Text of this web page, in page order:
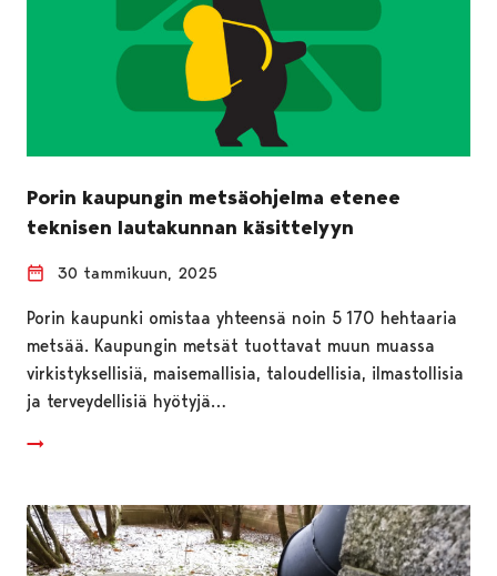
Porin kaupungin metsäohjelma etenee
teknisen lautakunnan käsittelyyn
30 tammikuun, 2025
Porin kaupunki omistaa yhteensä noin 5 170 hehtaaria
metsää. Kaupungin metsät tuottavat muun muassa
virkistyksellisiä, maisemallisia, taloudellisia, ilmastollisia
ja terveydellisiä hyötyjä…